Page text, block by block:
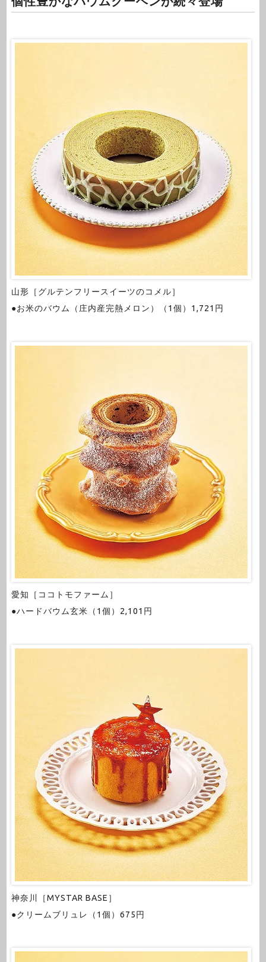
山形［グルテンフリースイーツのコメル］
●お米のバウム（庄内産完熱メロン）（1個）1,721円
愛知［ココトモファーム］
●ハードバウム玄米（1個）2,101円
神奈川［MYSTAR BASE］
●クリームブリュレ（1個）675円